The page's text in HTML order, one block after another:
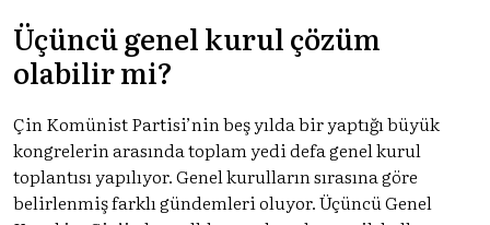
Üçüncü genel kurul çözüm
olabilir mi?
Çin Komünist Partisi’nin beş yılda bir yaptığı büyük
kongrelerin arasında toplam yedi defa genel kurul
toplantısı yapılıyor. Genel kurulların sırasına göre
belirlenmiş farklı gündemleri oluyor. Üçüncü Genel